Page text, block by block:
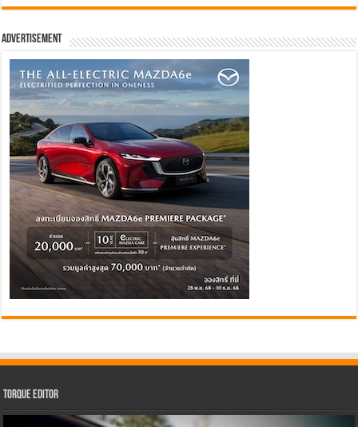
Advertisement
Torque Editor